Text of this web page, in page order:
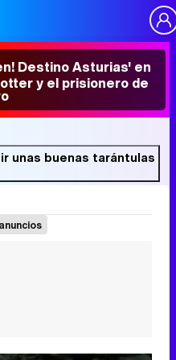
Destino Asturias' en
y el prisionero de
unas buenas tarántulas